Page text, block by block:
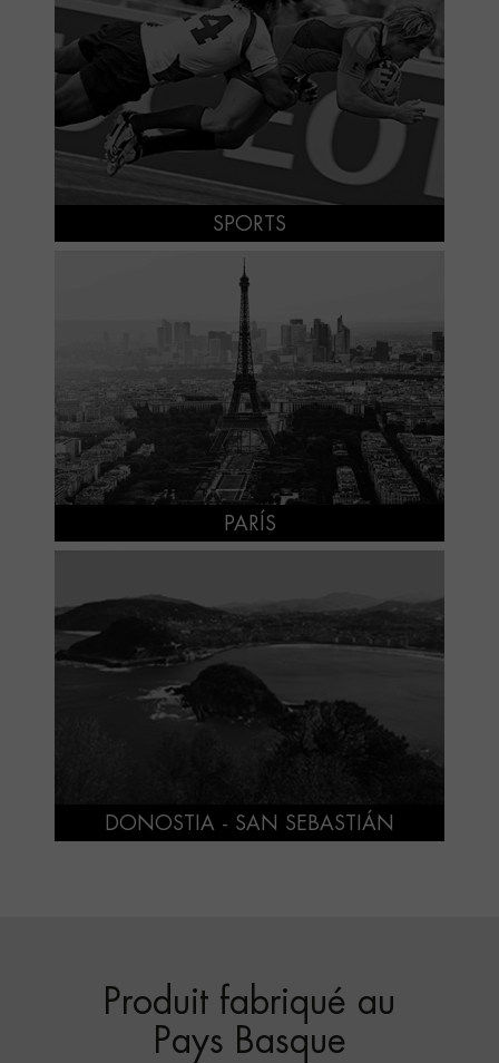
SPORTS
PARÍS
DONOSTIA - SAN SEBASTIÁN
Produit fabriqué au
Pays Basque